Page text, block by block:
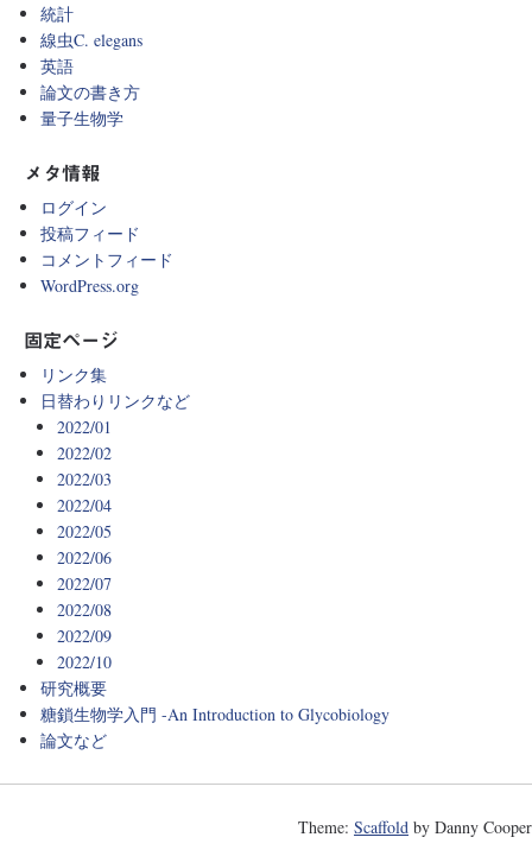
統計
線虫C. elegans
英語
論文の書き方
量子生物学
メタ情報
ログイン
投稿フィード
コメントフィード
WordPress.org
固定ページ
リンク集
日替わりリンクなど
2022/01
2022/02
2022/03
2022/04
2022/05
2022/06
2022/07
2022/08
2022/09
2022/10
研究概要
糖鎖生物学入門 -An Introduction to Glycobiology
論文など
Theme: Scaffold by Danny Cooper